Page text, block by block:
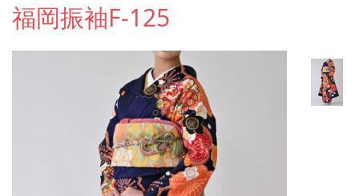
福岡振袖F-125